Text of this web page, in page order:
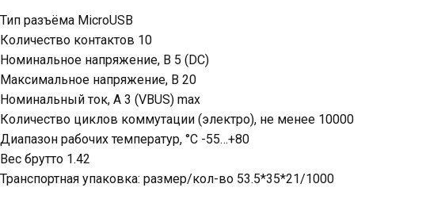
Тип разъёма MicroUSB
Количество контактов 10
Номинальное напряжение, В 5 (DC)
Максимальное напряжение, В 20
Номинальный ток, А 3 (VBUS) max
Количество циклов коммутации (электро), не менее 10000
Диапазон рабочих температур, °C -55…+80
Вес брутто 1.42
Транспортная упаковка: размер/кол-во 53.5*35*21/1000